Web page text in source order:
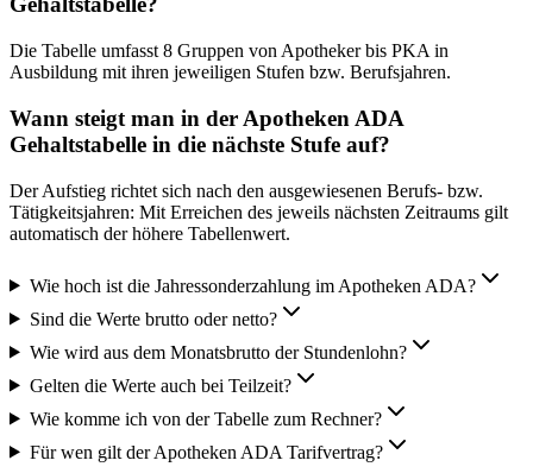
Die Tabelle umfasst 8 Gruppen von Apotheker bis PKA in
Ausbildung mit ihren jeweiligen Stufen bzw. Berufsjahren.
Wann steigt man in der Apotheken ADA
Gehaltstabelle in die nächste Stufe auf?
Der Aufstieg richtet sich nach den ausgewiesenen Berufs- bzw.
Tätigkeitsjahren: Mit Erreichen des jeweils nächsten Zeitraums gilt
automatisch der höhere Tabellenwert.
Wie hoch ist die Jahressonderzahlung im Apotheken ADA?
Sind die Werte brutto oder netto?
Wie wird aus dem Monatsbrutto der Stundenlohn?
Gelten die Werte auch bei Teilzeit?
Wie komme ich von der Tabelle zum Rechner?
Für wen gilt der Apotheken ADA Tarifvertrag?